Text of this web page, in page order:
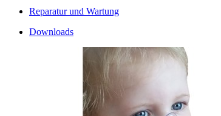
Reparatur und Wartung
Downloads